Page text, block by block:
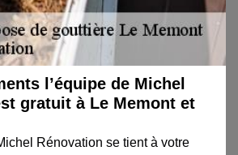
l’équipe de Michel
gratuit à Le Memont et
Rénovation se tient à votre